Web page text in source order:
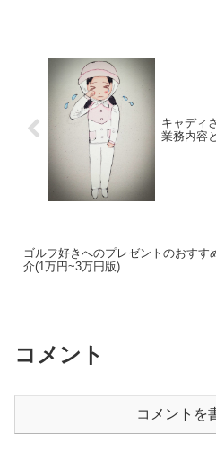
キャディ
業務内容
ゴルフ好きへのプレゼントのおすす
介(1万円~3万円版)
コメント
コメントを